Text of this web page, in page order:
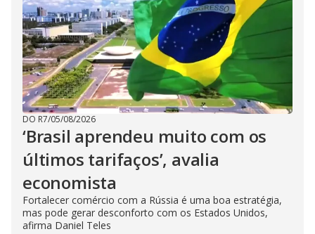
DO R7/05/08/2026
‘Brasil aprendeu muito com os
últimos tarifaços’, avalia
economista
Fortalecer comércio com a Rússia é uma boa estratégia,
mas pode gerar desconforto com os Estados Unidos,
afirma Daniel Teles